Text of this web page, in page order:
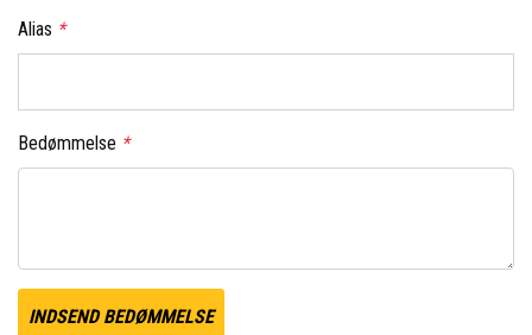
Alias *
Bedømmelse *
INDSEND BEDØMMELSE